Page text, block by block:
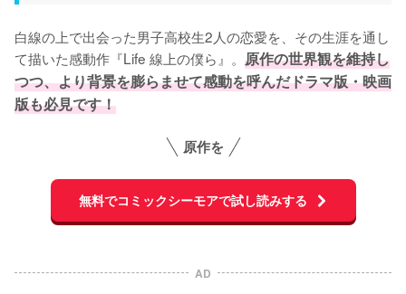
白線の上で出会った男子高校生2人の恋愛を、その生涯を通し
て描いた感動作『Life 線上の僕ら』。 原作の世界観を維持し
つつ、より背景を膨らませて感動を呼んだドラマ版・映画
版も必見です！
原作を
無料でコミックシーモアで試し読みする
AD